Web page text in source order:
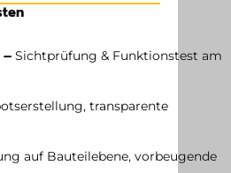
– Sichtprüfung & Funktionstest am
transparente
auf Bauteilebene, vorbeugende